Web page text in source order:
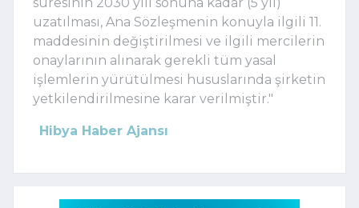
uzatılması, Ana Sözleşmenin konuyla ilgili 11.
maddesinin değiştirilmesi ve ilgili mercilerin
onaylarının alınarak gerekli tüm yasal
işlemlerin yürütülmesi hususlarında şirketin
yetkilendirilmesine karar verilmiştir."
Hibya Haber Ajansı